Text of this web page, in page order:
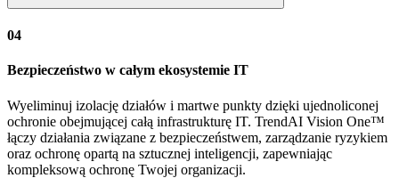
04
Bezpieczeństwo w całym ekosystemie IT
Wyeliminuj izolację działów i martwe punkty dzięki ujednoliconej
ochronie obejmującej całą infrastrukturę IT. TrendAI Vision One™
łączy działania związane z bezpieczeństwem, zarządzanie ryzykiem
oraz ochronę opartą na sztucznej inteligencji, zapewniając
kompleksową ochronę Twojej organizacji.